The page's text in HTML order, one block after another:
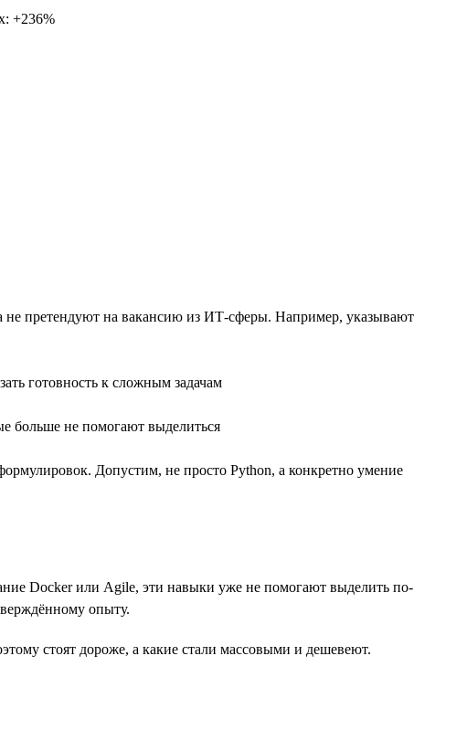
+236%
не претендуют на вакансию из ИТ-сферы. Например, указывают
готовность к сложным задачам
больше не помогают выделиться
Допустим, не просто Python, а конкретно умение
Docker или Agile, эти навыки уже не помогают выделить по-
опыту.
стоят дороже, а какие стали массовыми и дешевеют.